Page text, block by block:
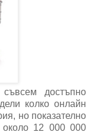
достъпно
колко онлайн
но показателно
около 12 000 000